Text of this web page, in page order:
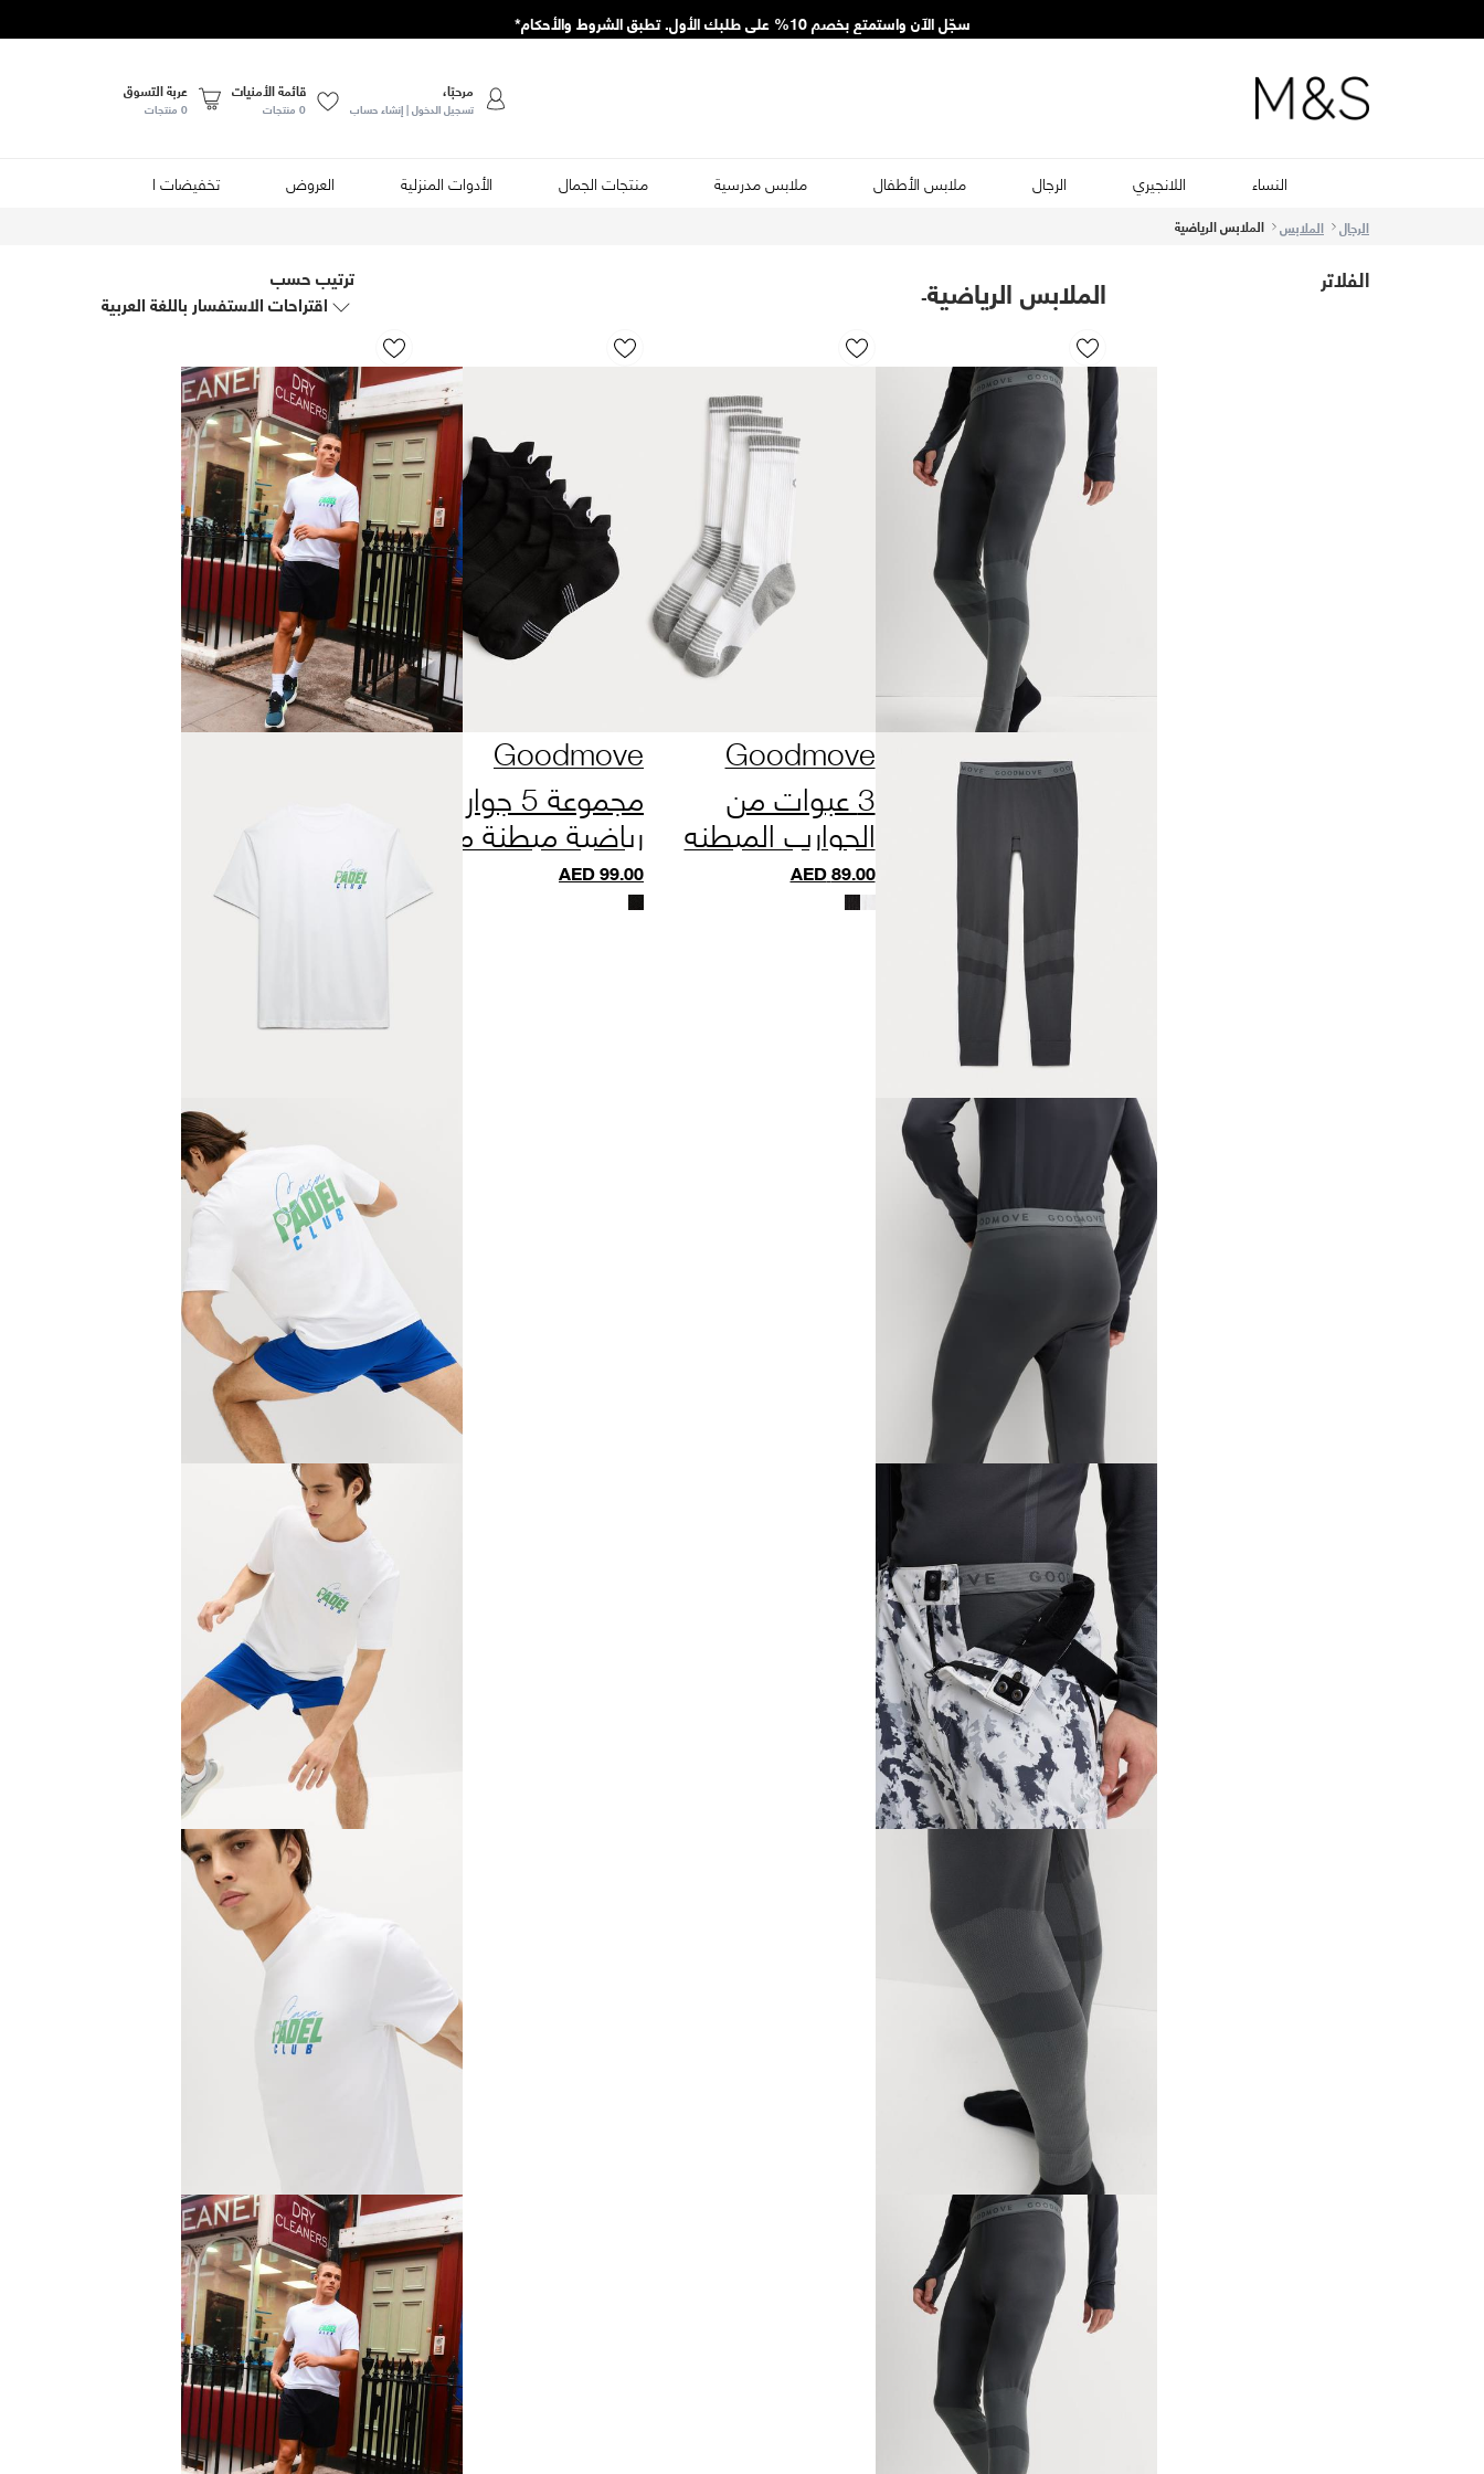
سجّل الآن واستمتع بخصم 10% على طلبك الأول. تطبق الشروط والأحكام*
مرحبًا،
تسجيل الدخول | إنشاء حساب
قائمة الأمنيات
0 منتجات
عربة التسوق
0 منتجات
النساء اللانجيري الرجال ملابس الأطفال ملابس مدرسية منتجات الجمال الأدوات المنزلية العروض تخفيضات الصيف
الرجال الملابس الملابس الرياضية
الفلاتر الملابس الرياضية-
ترتيب حسب
اقتراحات الاستفسار باللغة العربية
Goodmove
3 عبوات من
الجوارب المبطنه
العاكسة من كول
آند فريش™
AED89.00
Goodmove
مجموعة 5 جوارب
رياضية مبطنة من
القطن
AED99.00